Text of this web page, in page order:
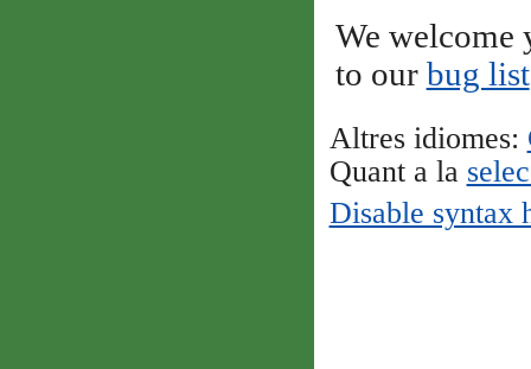
We welcome
to our bug list
Altres idiomes:
Quant a la
Disable syntax